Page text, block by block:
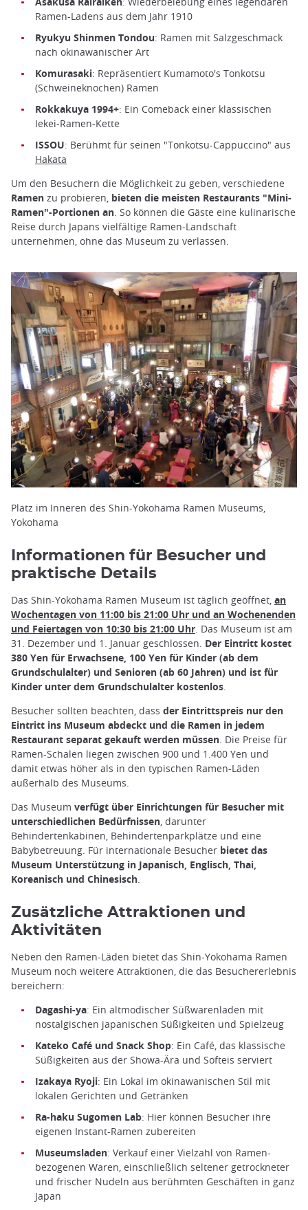
Ramen-Ladens aus dem Jahr 1910
Ryukyu Shinmen Tondou: Ramen mit Salzgeschmack
nach okinawanischer Art
Komurasaki: Repräsentiert Kumamoto's Tonkotsu
(Schweineknochen) Ramen
Rokkakuya 1994+: Ein Comeback einer klassischen
Iekei-Ramen-Kette
ISSOU: Berühmt für seinen "Tonkotsu-Cappuccino" aus
Hakata
Um den Besuchern die Möglichkeit zu geben, verschiedene
Ramen zu probieren, bieten die meisten Restaurants "Mini-
Ramen"-Portionen an. So können die Gäste eine kulinarische
Reise durch Japans vielfältige Ramen-Landschaft
unternehmen, ohne das Museum zu verlassen.
Platz im Inneren des Shin-Yokohama Ramen Museums,
Yokohama
Informationen für Besucher und
praktische Details
Das Shin-Yokohama Ramen Museum ist täglich geöffnet, an
Wochentagen von 11:00 bis 21:00 Uhr und an Wochenenden
und Feiertagen von 10:30 bis 21:00 Uhr . Das Museum ist am
31. Dezember und 1. Januar geschlossen. Der Eintritt kostet
380 Yen für Erwachsene, 100 Yen für Kinder (ab dem
Grundschulalter) und Senioren (ab 60 Jahren) und ist für
Kinder unter dem Grundschulalter kostenlos
Besucher sollten beachten, dass der Eintrittspreis nur den
Eintritt ins Museum abdeckt und die Ramen in jedem
Restaurant separat gekauft werden müssen. Die Preise für
Ramen-Schalen liegen zwischen 900 und 1.400 Yen und
damit etwas höher als in den typischen Ramen-Läden
außerhalb des Museums.
Das Museum verfügt über Einrichtungen für Besucher mit
unterschiedlichen Bedürfnissen, darunter
Behindertenkabinen, Behindertenparkplätze und eine
Babybetreuung. Für internationale Besucher bietet das
Museum Unterstützung in Japanisch, Englisch, Thai,
Koreanisch und Chinesisch.
Zusätzliche Attraktionen und
Aktivitäten
Neben den Ramen-Läden bietet das Shin-Yokohama Ramen
Museum noch weitere Attraktionen, die das Besuchererlebnis
bereichern:
Dagashi-ya: Ein altmodischer Süßwarenladen mit
nostalgischen japanischen Süßigkeiten und Spielzeug
Kateko Café und Snack Shop: Ein Café, das klassische
Süßigkeiten aus der Showa-Ära und Softeis serviert
Izakaya Ryoji: Ein Lokal im okinawanischen Stil mit
lokalen Gerichten und Getränken
Ra-haku Sugomen Lab: Hier können Besucher ihre
eigenen Instant-Ramen zubereiten
Museumsladen: Verkauf einer Vielzahl von Ramen-
bezogenen Waren, einschließlich seltener getrockneter
und frischer Nudeln aus berühmten Geschäften in ganz
Japan